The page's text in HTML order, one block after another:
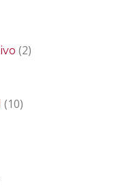
(2)
(10)